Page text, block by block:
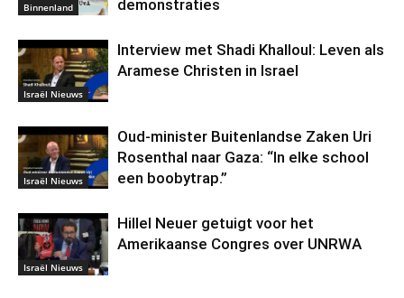
Binnenland
demonstraties
Israël Nieuws
Interview met Shadi Khalloul: Leven als
Aramese Christen in Israel
Israël Nieuws
Oud-minister Buitenlandse Zaken Uri
Rosenthal naar Gaza: “In elke school
een boobytrap.”
Israël Nieuws
Hillel Neuer getuigt voor het
Amerikaanse Congres over UNRWA